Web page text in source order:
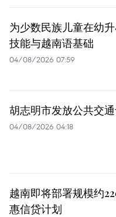
为少数民族儿童在幼
技能与越南语基础
04/08/2026 07:59
胡志明市发放公共交
04/08/2026 04:18
越南即将部署规模约
惠信贷计划